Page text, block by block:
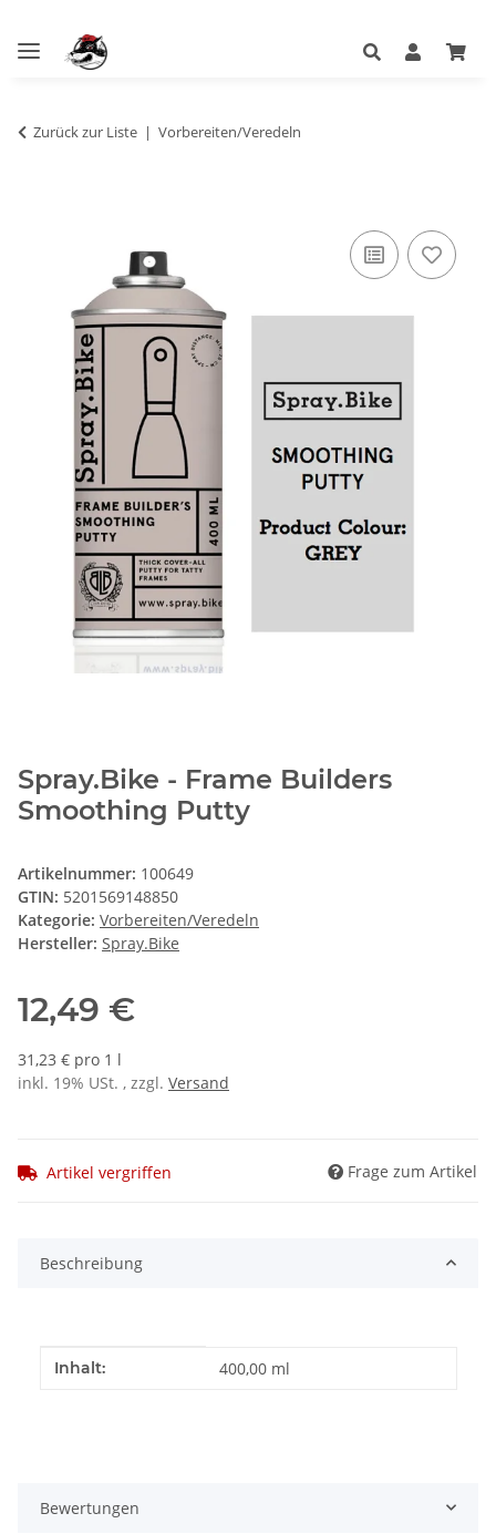
Zurück zur Liste Vorbereiten/Veredeln
Spray.Bike - Frame Builders
Smoothing Putty
Artikelnummer: 100649
GTIN: 5201569148850
Kategorie: Vorbereiten/Veredeln
Hersteller: Spray.Bike
12,49 €
31,23 € pro 1 l
inkl. 19% USt. , zzgl. Versand
Artikel vergriffen Frage zum Artikel
Beschreibung
Produkteigenschaft
Wert
Inhalt: 400,00 ml
Bewertungen